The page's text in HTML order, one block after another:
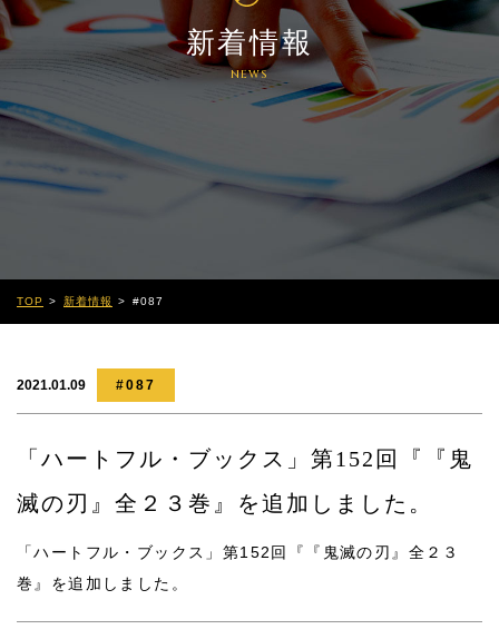
新着情報
NEWS
TOP 新着情報 #087
2021.01.09 #087
「ハートフル・ブックス」第152回『『鬼
滅の刃』全２３巻』を追加しました。
「ハートフル・ブックス」第152回『『鬼滅の刃』全２３
巻』 を追加しました。